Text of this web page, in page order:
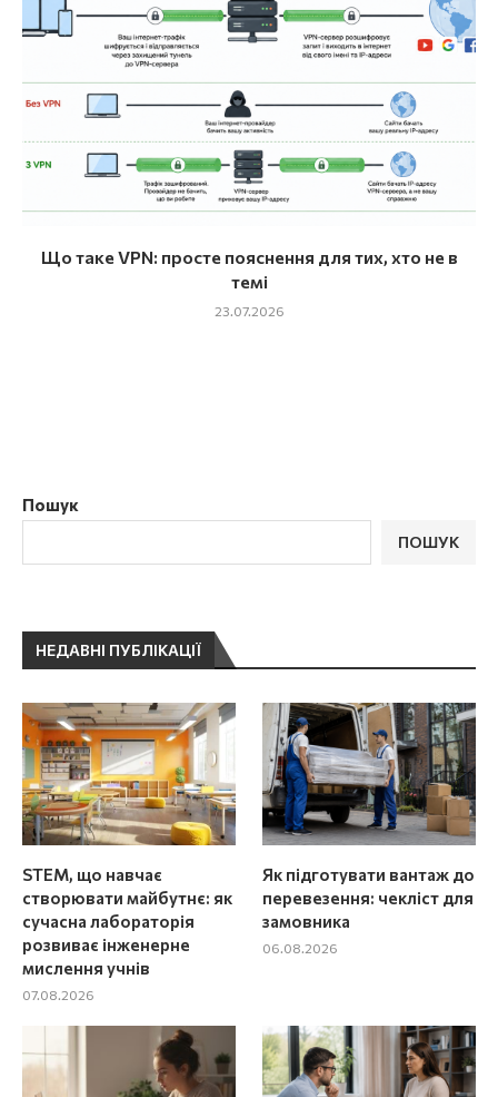
Що таке VPN: просте пояснення для тих, хто не в
темі
23.07.2026
Пошук
ПОШУК
НЕДАВНІ ПУБЛІКАЦІЇ
STEM, що навчає
створювати майбутнє: як
сучасна лабораторія
розвиває інженерне
мислення учнів
07.08.2026
Як підготувати вантаж до
перевезення: чекліст для
замовника
06.08.2026